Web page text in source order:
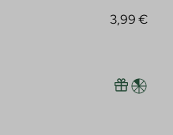
3,99 €